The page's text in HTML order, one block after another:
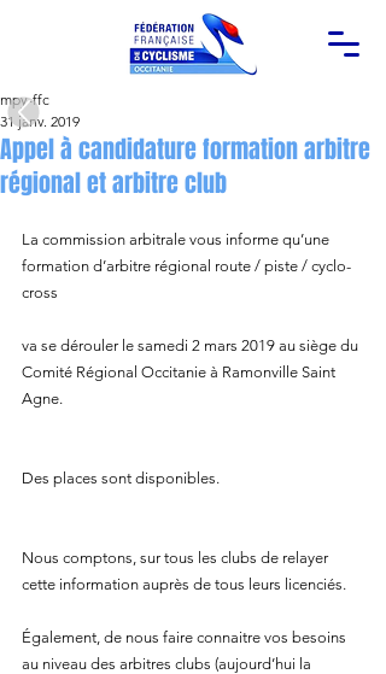
Appel à candidature formation arbitre
régional et arbitre club
mpy-ffc
31 janv. 2019
La commission arbitrale vous informe qu’une
formation d’arbitre régional route / piste / cyclo-
cross
va se dérouler le samedi 2 mars 2019 au siège du
Comité Régional Occitanie à Ramonville Saint
Agne.
Des places sont disponibles.
Nous comptons, sur tous les clubs de relayer
cette information auprès de tous leurs licenciés.
Également, de nous faire connaitre vos besoins
au niveau des arbitres clubs (aujourd’hui la